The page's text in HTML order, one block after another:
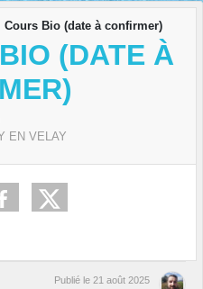
Cours Bio (date à confirmer)
(DATE À
EN VELAY
Publié le 21 août 2025